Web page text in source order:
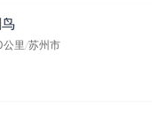
里/苏州市